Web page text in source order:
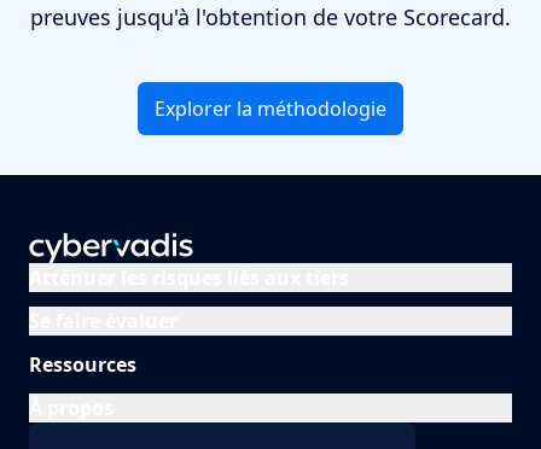
preuves jusqu'à l'obtention de votre Scorecard.
Explorer la méthodologie
Ressources